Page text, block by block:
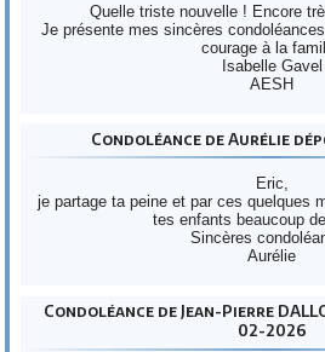
Quelle triste nouvelle ! Encore
Je présente mes sincères
courage à la
Isabelle Gavel
AESH
Condoléance de Aurélie
Eric,
je partage ta peine et par ces quelques
tes enfants beaucoup
Sincères
Aurélie
Condoléance de Jean-Pierre
02-2026